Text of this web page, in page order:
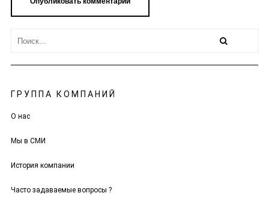
ГРУППА КОМПАНИЙ
О нас
Мы в СМИ
История компании
Часто задаваемые вопросы ?